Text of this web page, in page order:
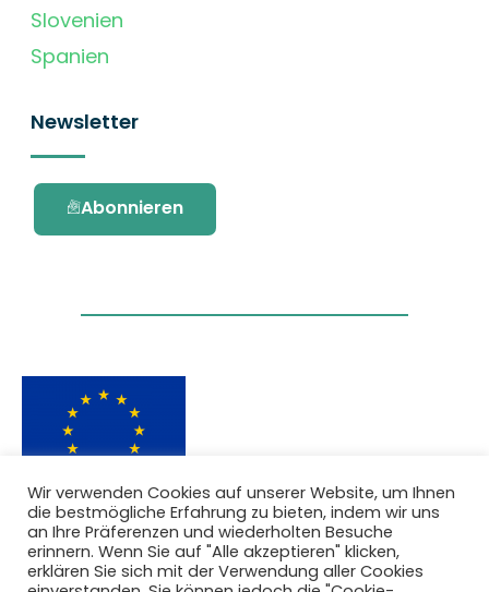
Slovenien
Spanien
Newsletter
Abonnieren
Dieses Projekt wurde durch das Forschungs-
und Innovationsprogramm Horizon 2020 der
Europäischen Union unter der
Fördervereinbarung Nr. 101036418 gefördert.
Wir verwenden Cookies auf unserer Website, um Ihnen
die bestmögliche Erfahrung zu bieten, indem wir uns
an Ihre Präferenzen und wiederholten Besuche
erinnern. Wenn Sie auf "Alle akzeptieren" klicken,
erklären Sie sich mit der Verwendung aller Cookies